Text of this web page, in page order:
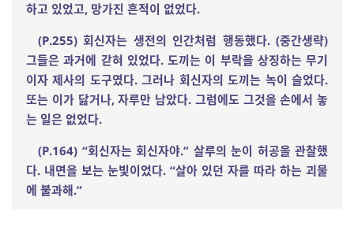
하고 있었고, 망가진 흔적이 없었다.
(P.255)회신자는 생전의 인간처럼 행동했다. (중간생략)
그들은 과거에 갇혀 있었다. 도끼는 이 부락을 상징하는 무기
이자 제사의 도구였다.그러나 회신자의 도끼는 녹이 슬었다.
또는 이가 닳거나,자루만 남았다. 그럼에도 그것을 손에서 놓
는 일은 없었다.
(P.164) “회신자는 회신자야.” 살루의 눈이 허공을 관찰했
다. 내면을 보는 눈빛이었다. “살아 있던 자를 따라 하는 괴물
에 불과해.”